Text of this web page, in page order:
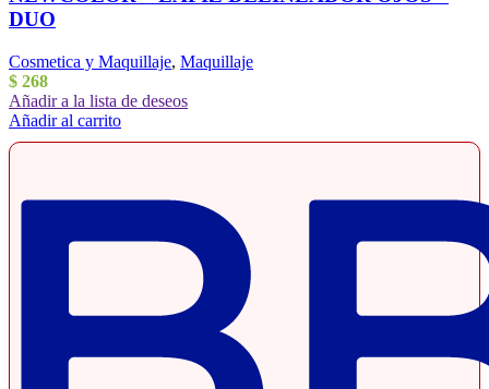
DUO
Cosmetica y Maquillaje, Maquillaje
$ 268
Añadir a la lista de deseos
Añadir al carrito